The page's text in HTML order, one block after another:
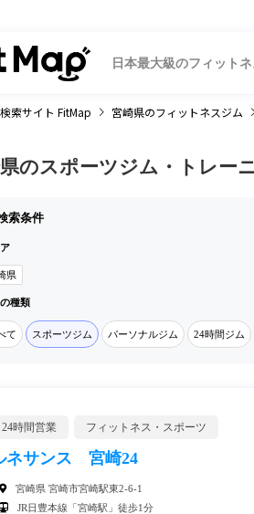
日本最大級のフィット
索サイト FitMap 宮崎県のフィットネスジム
のスポーツジム・トレー
索条件
県
種類
て スポーツジム パーソナルジム 24時間ジム
24時間営業 フィットネス・スポーツ
ネサンス 宮崎24
宮崎県 宮崎市宮崎駅東2-6-1
JR日豊本線「宮崎駅」徒歩1分